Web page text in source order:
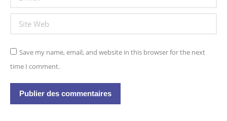
Site Web
Save my name, email, and website in this browser for the next
time I comment.
Publier des commentaires